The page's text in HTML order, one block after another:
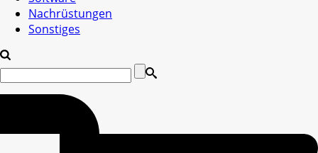
Nachrüstungen
Sonstiges